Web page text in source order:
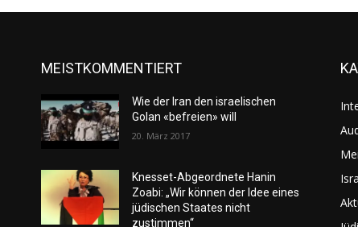
MEISTKOMMENTIERT
Wie der Iran den israelischen
Golan «befreien» will
20. März 2017
Knesset-Abgeordnete Hanin
Zoabi: „Wir können der Idee eines
jüdischen Staates nicht
zustimmen“